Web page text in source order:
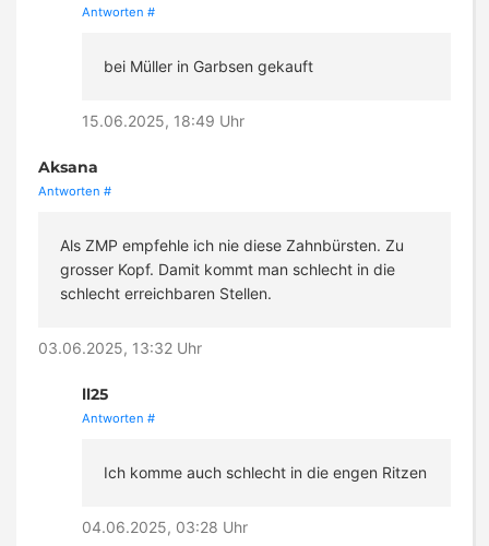
Antworten #
bei Müller in Garbsen gekauft
15.06.2025, 18:49 Uhr
Aksana
Antworten #
Als ZMP empfehle ich nie diese Zahnbürsten. Zu
grosser Kopf. Damit kommt man schlecht in die
schlecht erreichbaren Stellen.
03.06.2025, 13:32 Uhr
ll25
Antworten #
Ich komme auch schlecht in die engen Ritzen
04.06.2025, 03:28 Uhr